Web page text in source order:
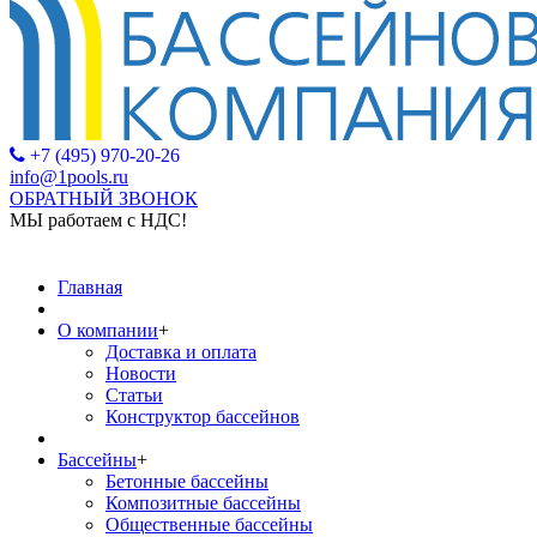
+7 (495) 970-20-26
info@1pools.ru
ОБРАТНЫЙ ЗВОНОК
МЫ работаем с НДС!
Главная
О компании+
Доставка и оплата
Новости
Статьи
Конструктор бассейнов
Бассейны+
Бетонные бассейны
Композитные бассейны
Общественные бассейны